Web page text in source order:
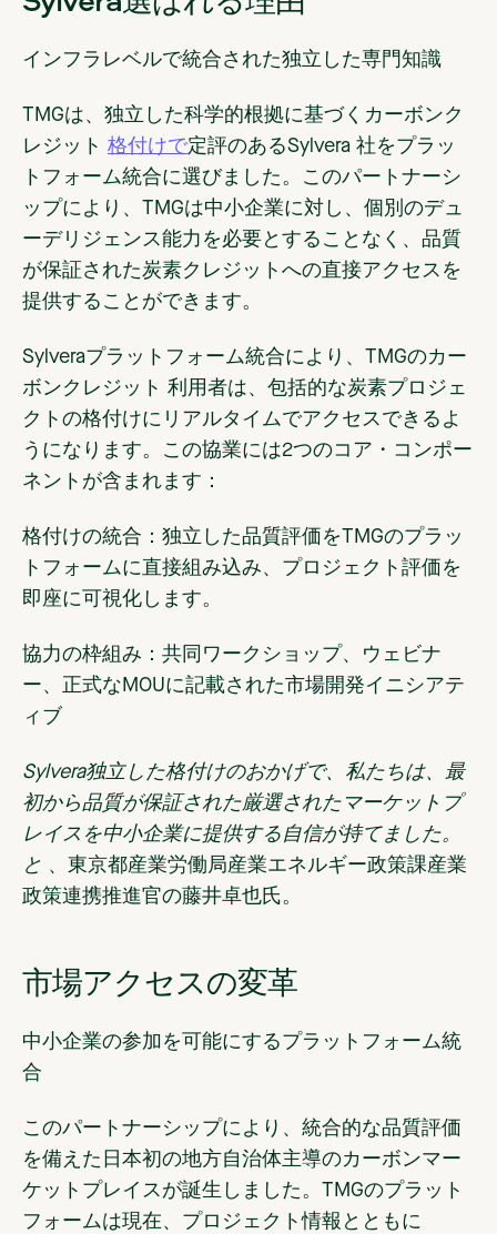
インフラレベルで統合された独立した専門知識
TMGは、独立した科学的根拠に基づくカーボンク
レジット 格付けで定評のあるSylvera 社をプラッ
トフォーム統合に選びました。このパートナーシ
ップにより、TMGは中小企業に対し、個別のデュ
ーデリジェンス能力を必要とすることなく、品質
が保証された炭素クレジットへの直接アクセスを
提供することができます。
Sylveraプラットフォーム統合により、TMGのカー
ボンクレジット 利用者は、包括的な炭素プロジェ
クトの格付けにリアルタイムでアクセスできるよ
うになります。この協業には2つのコア・コンポー
ネントが含まれます：
格付けの統合： 独立した品質評価をTMGのプラッ
トフォームに直接組み込み、プロジェクト評価を
即座に可視化します。
協力の枠組み： 共同ワークショップ、ウェビナ
ー、正式なMOUに記載された市場開発イニシアテ
ィブ
Sylvera独立した格付けのおかげで、私たちは、最
初から品質が保証された厳選されたマーケットプ
レイスを中小企業に提供する自信が持てました。
と 、東京都産業労働局産業エネルギー政策課産業
政策連携推進官の藤井卓也氏。
市場アクセスの変革
中小企業の参加を可能にするプラットフォーム統
合
このパートナーシップにより、統合的な品質評価
を備えた日本初の地方自治体主導のカーボンマー
ケットプレイスが誕生しました。TMGのプラット
フォームは現在、プロジェクト情報とともに